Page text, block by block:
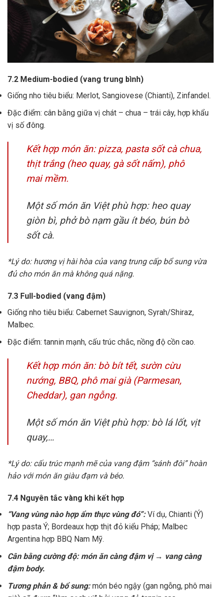
7.2 Medium-bodied (vang trung bình)
Giống nho tiêu biểu: Merlot, Sangiovese (Chianti), Zinfandel.
Đặc điểm: cân bằng giữa vị chát – chua – trái cây, hợp khẩu
vị số đông.
Kết hợp món ăn: pizza, pasta sốt cà chua,
thịt trắng (heo quay, gà sốt nấm), phô
mai mềm.
Một số món ăn Việt phù hợp: heo quay
giòn bì, phở bò nạm gầu ít béo, bún bò
sốt cà.
*Lý do: hương vị hài hòa của vang trung cấp bổ sung vừa
đủ cho món ăn mà không quá nặng.
7.3 Full-bodied (vang đậm)
Giống nho tiêu biểu: Cabernet Sauvignon, Syrah/Shiraz,
Malbec.
Đặc điểm: tannin mạnh, cấu trúc chắc, nồng độ cồn cao.
Kết hợp món ăn: bò bít tết, sườn cừu
nướng, BBQ, phô mai già (Parmesan,
Cheddar), gan ngỗng.
Một số món ăn Việt phù hợp: bò lá lốt, vịt
quay,…
*Lý do: cấu trúc mạnh mẽ của vang đậm “sánh đôi” hoàn
hảo với món ăn giàu đạm và béo.
7.4 Nguyên tắc vàng khi kết hợp
“Vang vùng nào hợp ẩm thực vùng đó”:Ví dụ, Chianti (Ý)
hợp pasta Ý; Bordeaux hợp thịt đỏ kiểu Pháp; Malbec
Argentina hợp BBQ Nam Mỹ.
Cân bằng cường độ: món ăn càng đậm vị → vang càng
đậm body.
Tương phản & bổ sung:món béo ngậy (gan ngỗng, phô mai